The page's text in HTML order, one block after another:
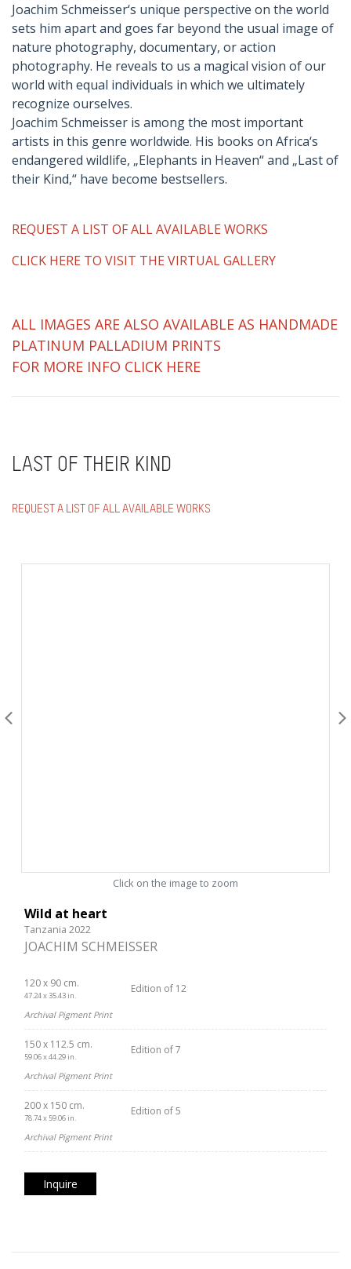
Joachim Schmeisser‘s unique perspective on the world
sets him apart and goes far beyond the usual image of
nature photography, documentary, or action
photography. He reveals to us a magical vision of our
world with equal individuals in which we ultimately
recognize ourselves.
Joachim Schmeisser is among the most important
artists in this genre worldwide. His books on Africa‘s
endangered wildlife, „Elephants in Heaven“ and „Last of
their Kind,“ have become bestsellers.
REQUEST A LIST OF ALL AVAILABLE WORKS
CLICK HERE TO VISIT THE VIRTUAL GALLERY
ALL IMAGES ARE ALSO AVAILABLE AS HANDMADE
PLATINUM PALLADIUM PRINTS
FOR MORE INFO CLICK HERE
LAST OF THEIR KIND
REQUEST A LIST OF ALL AVAILABLE WORKS
Click on the image to zoom
Wild at heart
Tanzania 2022
JOACHIM SCHMEISSER
120 x 90 cm.
47.24 x 35.43 in.
Edition of 12
Archival Pigment Print
150 x 112.5 cm.
59.06 x 44.29 in.
Edition of 7
Archival Pigment Print
200 x 150 cm.
78.74 x 59.06 in.
Edition of 5
Archival Pigment Print
Inquire